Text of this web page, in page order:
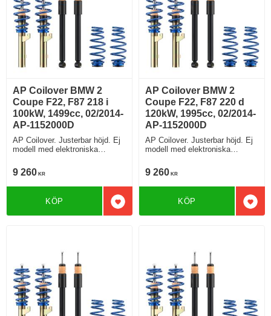
AP Coilover BMW 2
Coupe F22, F87 218 i
100kW, 1499cc, 02/2014-
AP-1152000D
AP Coilover. Justerbar höjd. Ej
modell med elektroniska
9 260 KR
Lägg till i favoriter
KÖP
AP Coilover BMW 2
Coupe F22, F87 220 d
120kW, 1995cc, 02/2014-
AP-1152000D
AP Coilover. Justerbar höjd. Ej
modell med elektroniska
9 260 KR
KÖP